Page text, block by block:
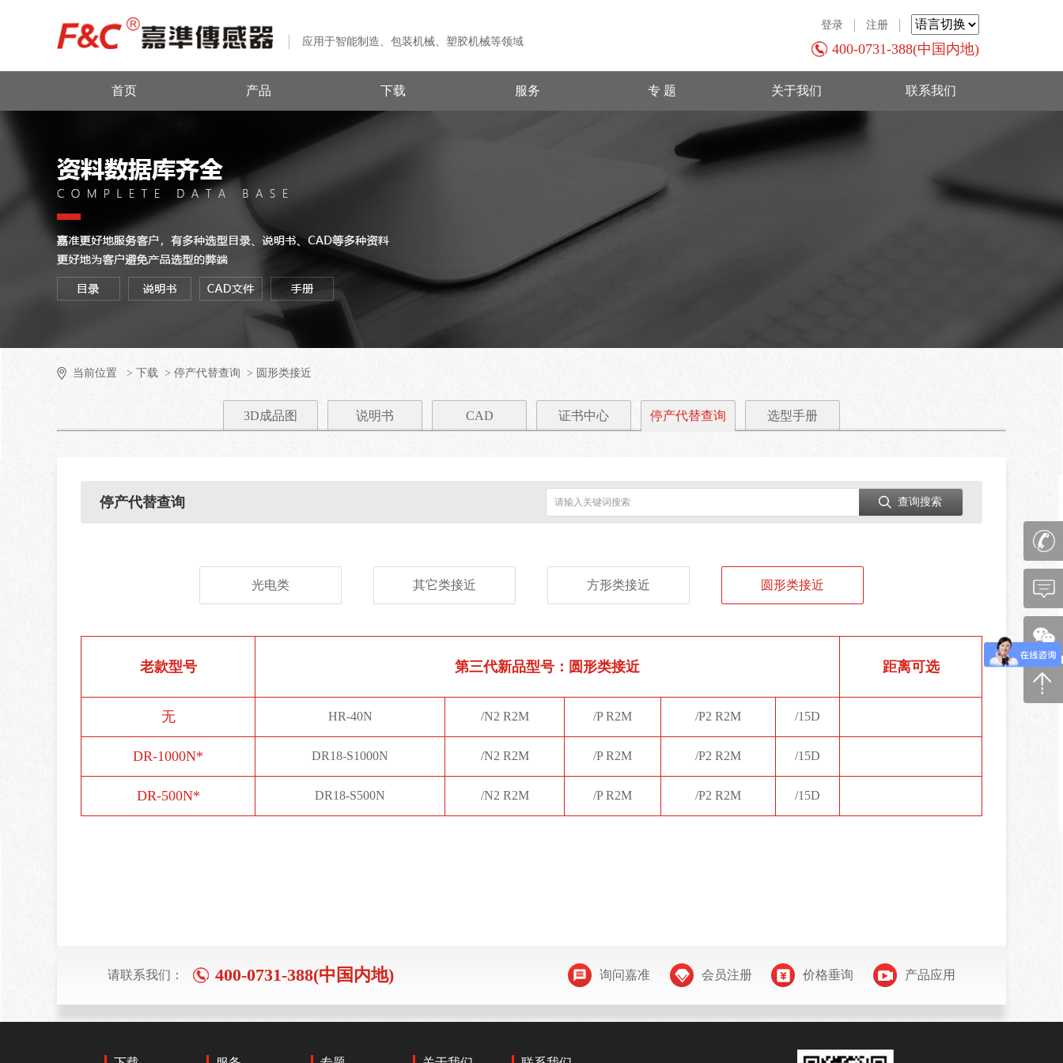
应用于智能制造、包装机械、塑胶机械等领域
登录 注册
400-0731-388(中国内地)
首页 产品 下载 服务 专 题 关于我们 联系我们
当前位置 > 下载 > 停产代替查询 > 圆形类接近
3D成品图 说明书 CAD 证书中心 停产代替查询 选型手册
停产代替查询 查询搜索
光电类 其它类接近 方形类接近 圆形类接近
老款型号 第三代新品型号：圆形类接近 距离可选
无 HR-40N /N2 R2M /P R2M /P2 R2M /15D
DR-1000N* DR18-S1000N /N2 R2M /P R2M /P2 R2M /15D
DR-500N* DR18-S500N /N2 R2M /P R2M /P2 R2M /15D
请联系我们： 400-0731-388(中国内地) 询问嘉准 会员注册 价格垂询 产品应用